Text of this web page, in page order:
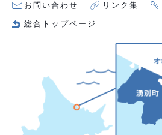
お問い合わせ リンク集
総合トップページ